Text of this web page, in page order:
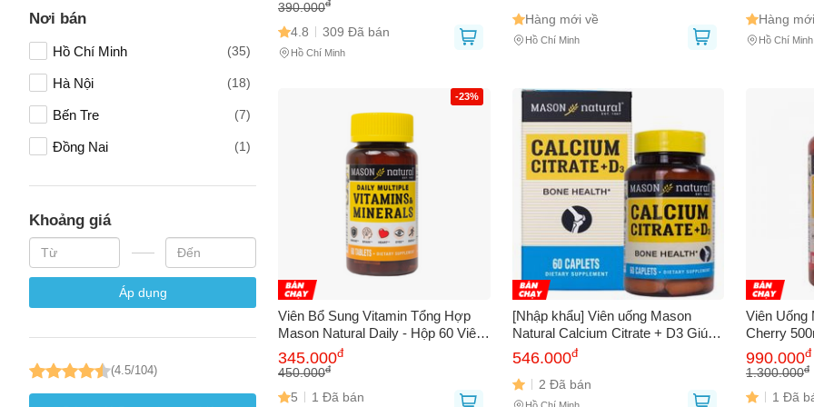
Nơi bán
Hồ Chí Minh (35)
Hà Nội (18)
Bến Tre (7)
Đồng Nai (1)
Khoảng giá
Áp dụng
(4.5/104)
390.000đ
4.8 309 Đã bán
Hồ Chí Minh
Hàng mới về
Hồ Chí Minh
Hàng
Hồ Chí Minh
-23%
Viên Bổ Sung Vitamin Tổng Hợp
Mason Natural Daily - Hộp 60 Viên
Giúp Tăng Cường Sức Khỏe &
Miễn Dịch Ấn Tượng
345.000đ
450.000đ
5 1 Đã bán
[Nhập khẩu] Viên uống Mason
Natural Calcium Citrate + D3 Giúp
bổ sung canxi hữu cơ cho cơ thể
546.000đ
2 Đã bán
Viên Uống
Cherry
Khớp &
Viên Chính
990.000đ
1.300.000đ
1 Đã